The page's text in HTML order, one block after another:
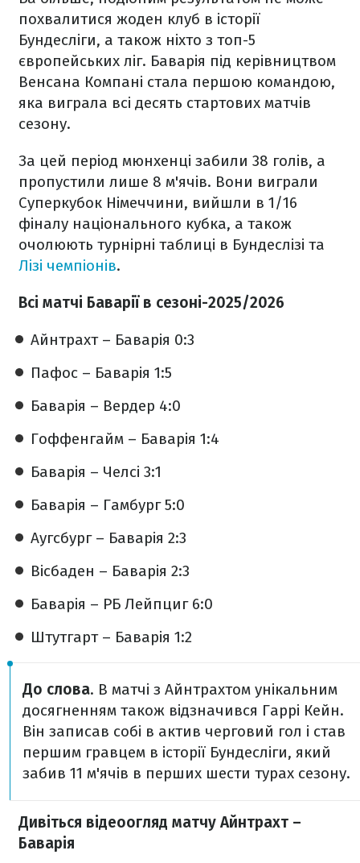
похвалитися жоден клуб в історії
Бундесліги, а також ніхто з топ-5
європейських ліг. Баварія під керівництвом
Венсана Компані стала першою командою,
яка виграла всі десять стартових матчів
сезону.
За цей період мюнхенці забили 38 голів, а
пропустили лише 8 м'ячів. Вони виграли
Суперкубок Німеччини, вийшли в 1/16
фіналу національного кубка, а також
очолюють турнірні таблиці в Бундеслізі та
Лізі чемпіонів.
Всі матчі Баварії в сезоні-2025/2026
Айнтрахт – Баварія 0:3
Пафос – Баварія 1:5
Баварія – Вердер 4:0
Гоффенгайм – Баварія 1:4
Баварія – Челсі 3:1
Баварія – Гамбург 5:0
Аугсбург – Баварія 2:3
Вісбаден – Баварія 2:3
Баварія – РБ Лейпциг 6:0
Штутгарт – Баварія 1:2
До слова. В матчі з Айнтрахтом унікальним
досягненням також відзначився Гаррі Кейн.
Він записав собі в актив черговий гол і став
першим гравцем в історії Бундесліги, який
забив 11 м'ячів в перших шести турах сезону.
Дивіться відеоогляд матчу Айнтрахт –
Баварія